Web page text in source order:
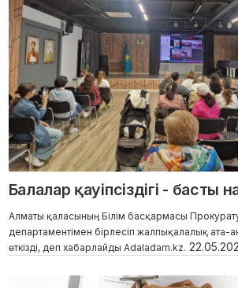
Балалар қауіпсіздігі - басты
Алматы қаласының Білім басқармасы
департаментімен бірлесіп жалпықалалық ата-
өткізді, деп хабарлайды Adaladam.kz.